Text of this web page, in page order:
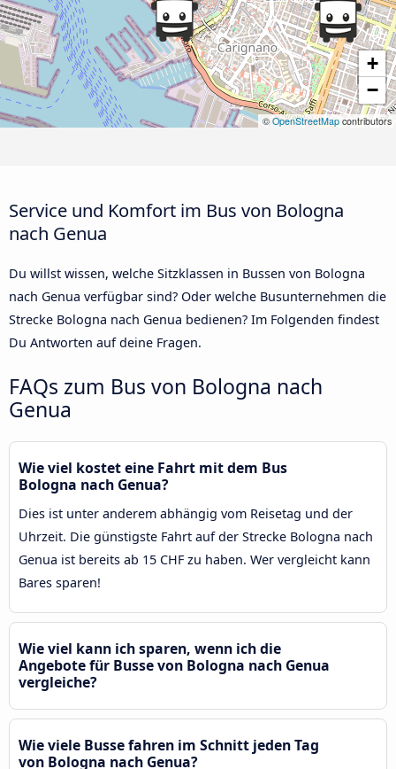
+
−
©OpenStreetMap contributors
Service und Komfort im Bus von Bologna
nach Genua
Du willst wissen, welche Sitzklassen in Bussen von Bologna
nach Genua verfügbar sind? Oder welche Busunternehmen die
Strecke Bologna nach Genua bedienen? Im Folgenden findest
Du Antworten auf deine Fragen.
FAQs zum Bus von Bologna nach
Genua
Wie viel kostet eine Fahrt mit dem Bus
Bologna nach Genua?
Dies ist unter anderem abhängig vom Reisetag und der
Uhrzeit. Die günstigste Fahrt auf der Strecke Bologna nach
Genua ist bereits ab 15 CHF zu haben. Wer vergleicht kann
Bares sparen!
Wie viel kann ich sparen, wenn ich die
Angebote für Busse von Bologna nach Genua
vergleiche?
Wie viele Busse fahren im Schnitt jeden Tag
von Bologna nach Genua?